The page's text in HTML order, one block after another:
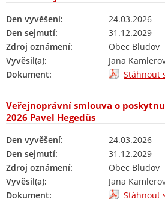
Den vyvěšení:
24.03.2026
Den sejmutí:
31.12.2029
Zdroj oznámení:
Obec Bludov
Vyvěsil(a):
Jana
Dokument:
Stáhnout
Veřejnoprávní smlouva o
2026 Pavel Hegedüs
Den vyvěšení:
24.03.2026
Den sejmutí:
31.12.2029
Zdroj oznámení:
Obec Bludov
Vyvěsil(a):
Jana
Dokument:
Stáhnout